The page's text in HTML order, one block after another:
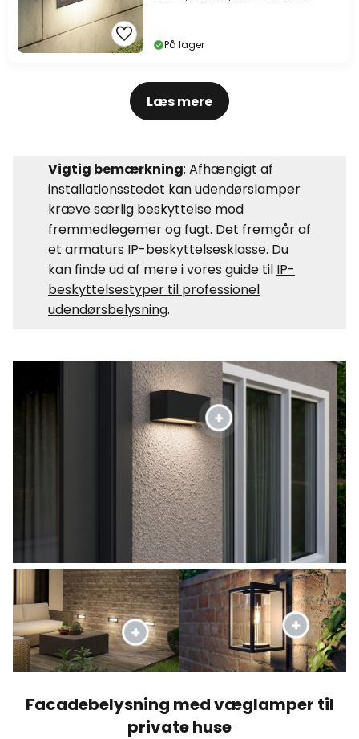
På lager
Læs mere
Vigtig bemærkning: Afhængigt af
installationsstedet kan udendørslamper
kræve særlig beskyttelse mod
fremmedlegemer og fugt. Det fremgår af
et armaturs IP-beskyttelsesklasse. Du
kan finde ud af mere i vores guide til IP-
beskyttelsestyper til professionel
udendørsbelysning.
Facadebelysning med væglamper til
private huse